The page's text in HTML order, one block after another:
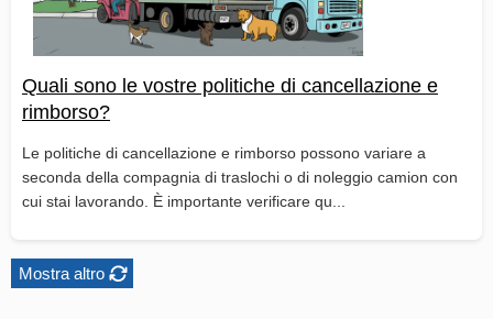
Quali sono le vostre politiche di cancellazione e
rimborso?
Le politiche di cancellazione e rimborso possono variare a
seconda della compagnia di traslochi o di noleggio camion con
cui stai lavorando. È importante verificare qu...
Mostra altro